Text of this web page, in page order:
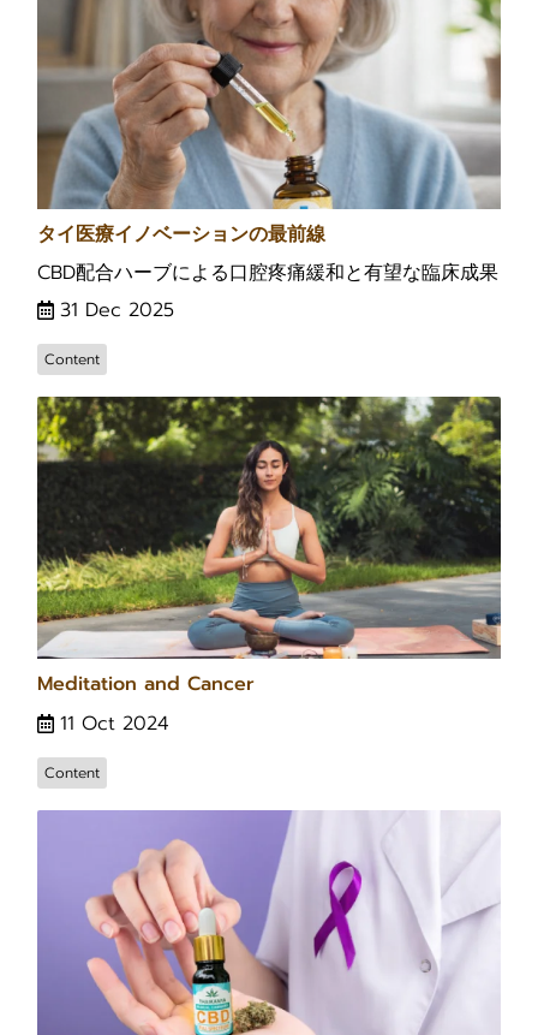
タイ医療イノベーションの最前線
CBD配合ハーブによる口腔疼痛緩和と有望な臨床成果
31 Dec 2025
Content
Meditation and Cancer
11 Oct 2024
Content